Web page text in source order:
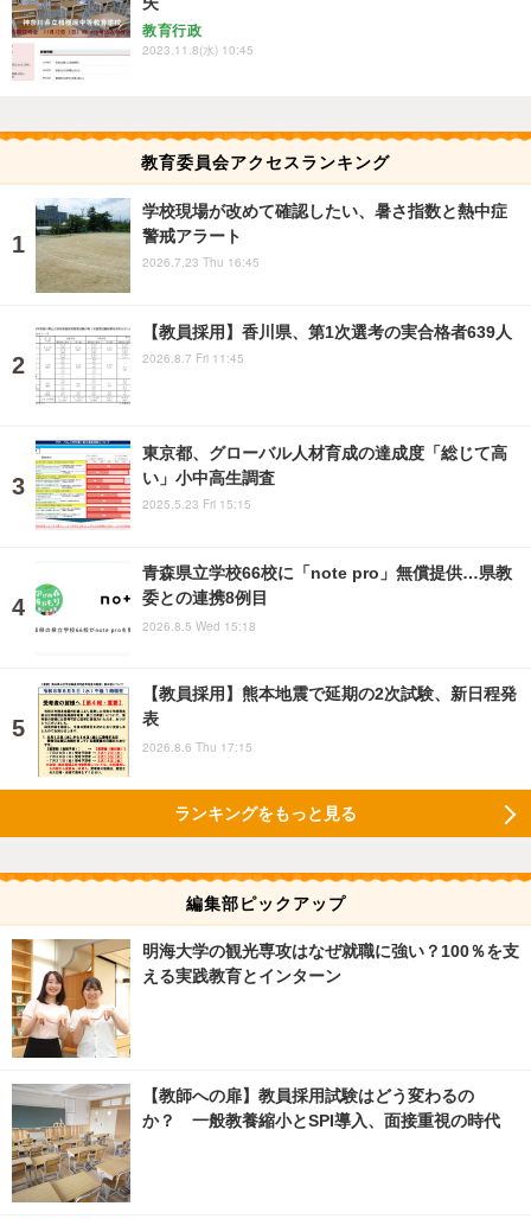
教育行政
2023.11.8(水) 10:45
教育委員会アクセスランキング
学校現場が改めて確認したい、暑さ指数と熱中症
警戒アラート
2026.7.23 Thu 16:45
【教員採用】香川県、第1次選考の実合格者639人
2026.8.7 Fri 11:45
東京都、グローバル人材育成の達成度「総じて高
い」小中高生調査
2025.5.23 Fri 15:15
青森県立学校66校に「note pro」無償提供…県教
委との連携8例目
2026.8.5 Wed 15:18
【教員採用】熊本地震で延期の2次試験、新日程発
表
2026.8.6 Thu 17:15
ランキングをもっと見る
編集部ピックアップ
明海大学の観光専攻はなぜ就職に強い？100％を支
える実践教育とインターン
【教師への扉】教員採用試験はどう変わるの
か？ 一般教養縮小とSPI導入、面接重視の時代